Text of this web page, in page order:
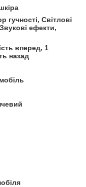
гучності, Світлові
ефекти,
вперед, 1
назад